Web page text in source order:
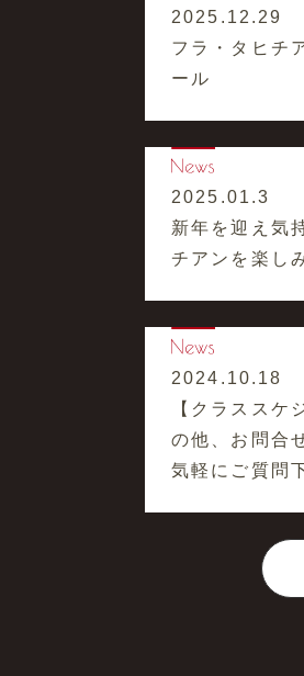
2025.12.29
フラ・タヒチ
ール
2025.01.3
新年を迎え気
チアンを楽し
2024.10.18
【クラススケ
の他、お問合
気軽にご質問